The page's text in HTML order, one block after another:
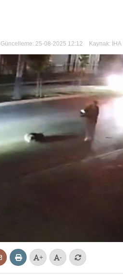
Güncelleme: 25-08-2025 12:12 Kaynak: İHA
+ -